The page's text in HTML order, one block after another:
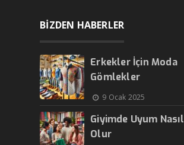
BİZDEN HABERLER
Erkekler İçin Moda
Gömlekler
9 Ocak 2025
Giyimde Uyum Nasıl
Olur